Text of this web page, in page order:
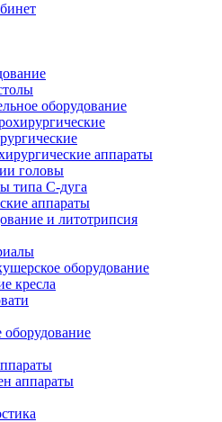
оборудование
аппараты
головы
типа С-дуга
аппараты
и литотрипсия
оборудование
кресла
аппараты